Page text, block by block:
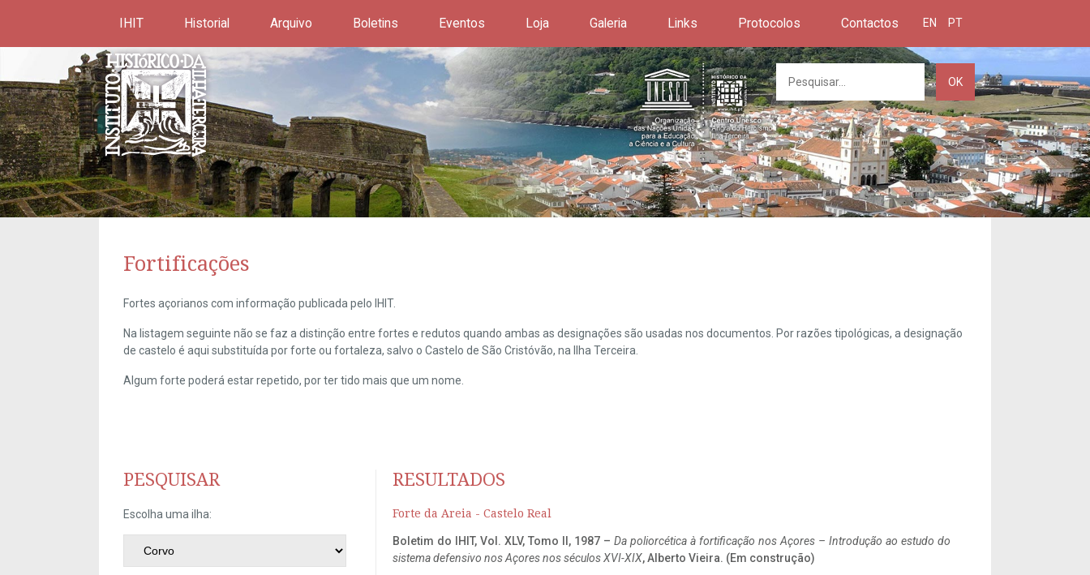
IHIT Historial Arquivo Boletins Eventos Loja Galeria Links Protocolos Contactos EN PT
OK
Fortificações
Fortes açorianos com informação publicada pelo IHIT.
Na listagem seguinte não se faz a distinção entre fortes e redutos quando ambas as designações são usadas nos documentos. Por razões tipológicas, a designação
de castelo é aqui substituída por forte ou fortaleza, salvo o Castelo de São Cristóvão, na Ilha Terceira.
Algum forte poderá estar repetido, por ter tido mais que um nome.
PESQUISAR
Escolha uma ilha:
RESULTADOS
Forte da Areia - Castelo Real
Boletim do IHIT, Vol. XLV, Tomo II, 1987 – Da poliorcética à fortificação nos Açores – Introdução ao estudo do
sistema defensivo nos Açores nos séculos XVI-XIX, Alberto Vieira. (Em construção)